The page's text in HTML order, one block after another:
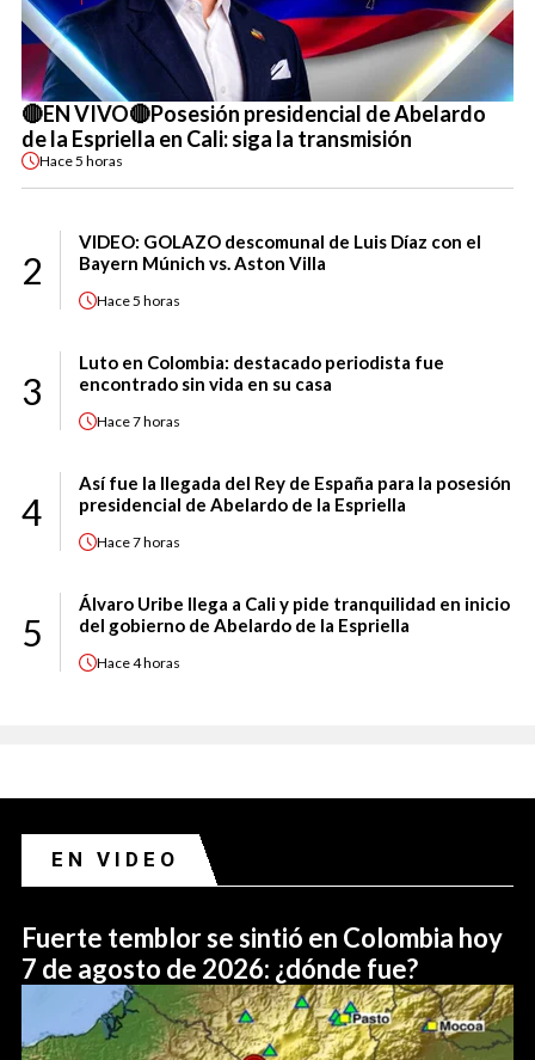
🔴EN VIVO🔴Posesión presidencial de Abelardo
de la Espriella en Cali: siga la transmisión
Hace5 horas
2
VIDEO: GOLAZO descomunal de Luis Díaz con el
Bayern Múnich vs. Aston Villa
Hace5 horas
3
Luto en Colombia: destacado periodista fue
encontrado sin vida en su casa
Hace7 horas
4
Así fue la llegada del Rey de España para la posesión
presidencial de Abelardo de la Espriella
Hace7 horas
5
Álvaro Uribe llega a Cali y pide tranquilidad en inicio
del gobierno de Abelardo de la Espriella
Hace4 horas
EN VIDEO
Fuerte temblor se sintió en Colombia hoy
7 de agosto de 2026: ¿dónde fue?